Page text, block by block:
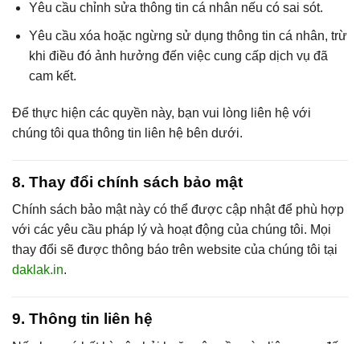
Yêu cầu chỉnh sửa thông tin cá nhân nếu có sai sót.
Yêu cầu xóa hoặc ngừng sử dụng thông tin cá nhân, trừ
khi điều đó ảnh hưởng đến việc cung cấp dịch vụ đã
cam kết.
Để thực hiện các quyền này, bạn vui lòng liên hệ với
chúng tôi qua thông tin liên hệ bên dưới.
8. Thay đổi chính sách bảo mật
Chính sách bảo mật này có thể được cập nhật để phù hợp
với các yêu cầu pháp lý và hoạt động của chúng tôi. Mọi
thay đổi sẽ được thông báo trên website của chúng tôi tại
daklak.in.
9. Thông tin liên hệ